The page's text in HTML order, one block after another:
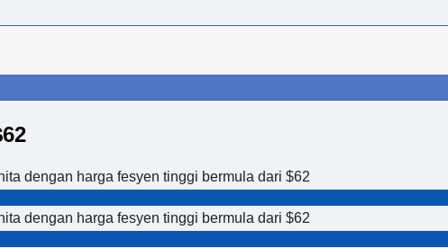
dengan harga fesyen tinggi bermula dari $62
dengan harga fesyen tinggi bermula dari $62